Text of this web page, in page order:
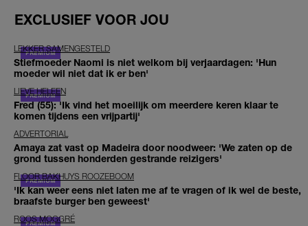
EXCLUSIEF VOOR JOU
LEKKER SAMENGESTELD
Stiefmoeder Naomi is niet welkom bij verjaardagen: 'Hun
moeder wil niet dat ik er ben'
LIEVE HELEEN
Fred (55): 'Ik vind het moeilijk om meerdere keren klaar te
komen tijdens een vrijpartij'
ADVERTORIAL
Amaya zat vast op Madeira door noodweer: 'We zaten op de
grond tussen honderden gestrande reizigers'
FLOOR BAKHUYS ROOZEBOOM
'Ik kan weer eens niet laten me af te vragen of ik wel de beste,
braafste burger ben geweest'
ROOS MOGGRÉ